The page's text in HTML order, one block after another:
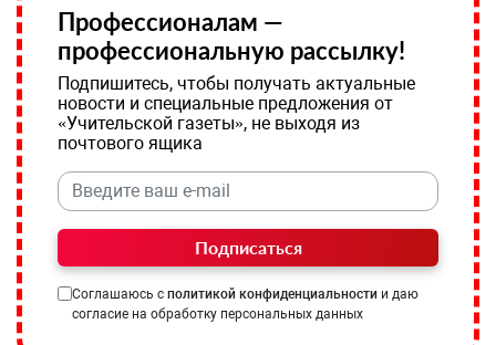
Профессионалам —
профессиональную рассылку!
Подпишитесь, чтобы получать актуальные
новости и специальные предложения от
«Учительской газеты», не выходя из
почтового ящика
Подписаться
Соглашаюсь с политикой конфиденциальности и даю
согласие на обработку персональных данных